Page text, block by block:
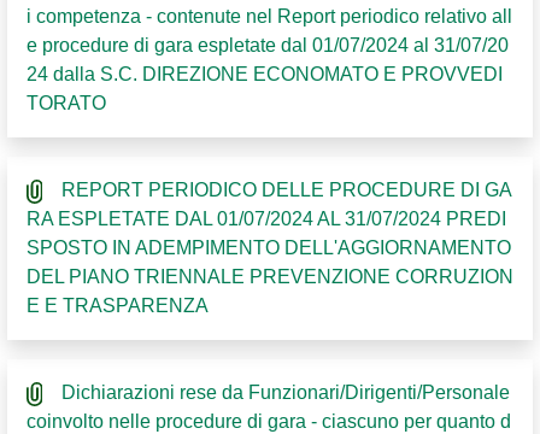
i competenza - contenute nel Report periodico relativo all
e procedure di gara espletate dal 01/07/2024 al 31/07/20
24 dalla S.C. DIREZIONE ECONOMATO E PROVVEDI
TORATO
REPORT PERIODICO DELLE PROCEDURE DI GA
RA ESPLETATE DAL 01/07/2024 AL 31/07/2024 PREDI
SPOSTO IN ADEMPIMENTO DELL'AGGIORNAMENTO
DEL PIANO TRIENNALE PREVENZIONE CORRUZION
E E TRASPARENZA
Dichiarazioni rese da Funzionari/Dirigenti/Personale
coinvolto nelle procedure di gara - ciascuno per quanto d